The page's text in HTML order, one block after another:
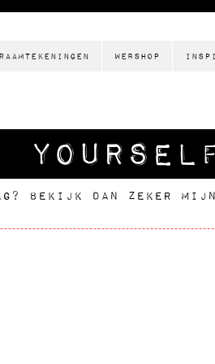
Raamtekeningen Webshop
Bekijk dan zeker